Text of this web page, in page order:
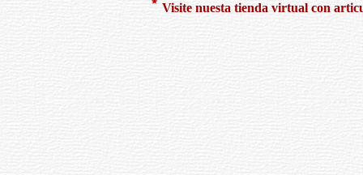
Visite nuesta tienda virtual con